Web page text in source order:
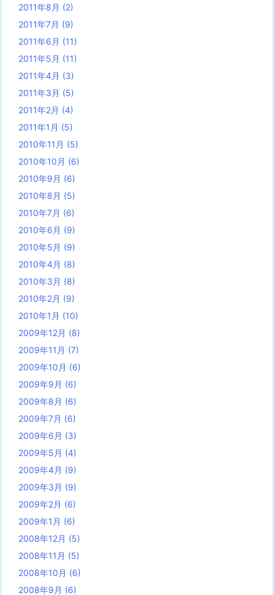
2011年8月 (2)
2011年7月 (9)
2011年6月 (11)
2011年5月 (11)
2011年4月 (3)
2011年3月 (5)
2011年2月 (4)
2011年1月 (5)
2010年11月 (5)
2010年10月 (6)
2010年9月 (6)
2010年8月 (5)
2010年7月 (6)
2010年6月 (9)
2010年5月 (9)
2010年4月 (8)
2010年3月 (8)
2010年2月 (9)
2010年1月 (10)
2009年12月 (8)
2009年11月 (7)
2009年10月 (6)
2009年9月 (6)
2009年8月 (6)
2009年7月 (6)
2009年6月 (3)
2009年5月 (4)
2009年4月 (9)
2009年3月 (9)
2009年2月 (6)
2009年1月 (6)
2008年12月 (5)
2008年11月 (5)
2008年10月 (6)
2008年9月 (6)